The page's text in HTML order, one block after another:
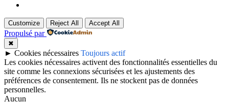
Customize Reject All Accept All
Propulsé par
✖
► Cookies nécessaires Toujours actif
Les cookies nécessaires activent des fonctionnalités essentielles du
site comme les connexions sécurisées et les ajustements des
préférences de consentement. Ils ne stockent pas de données
personnelles.
Aucun